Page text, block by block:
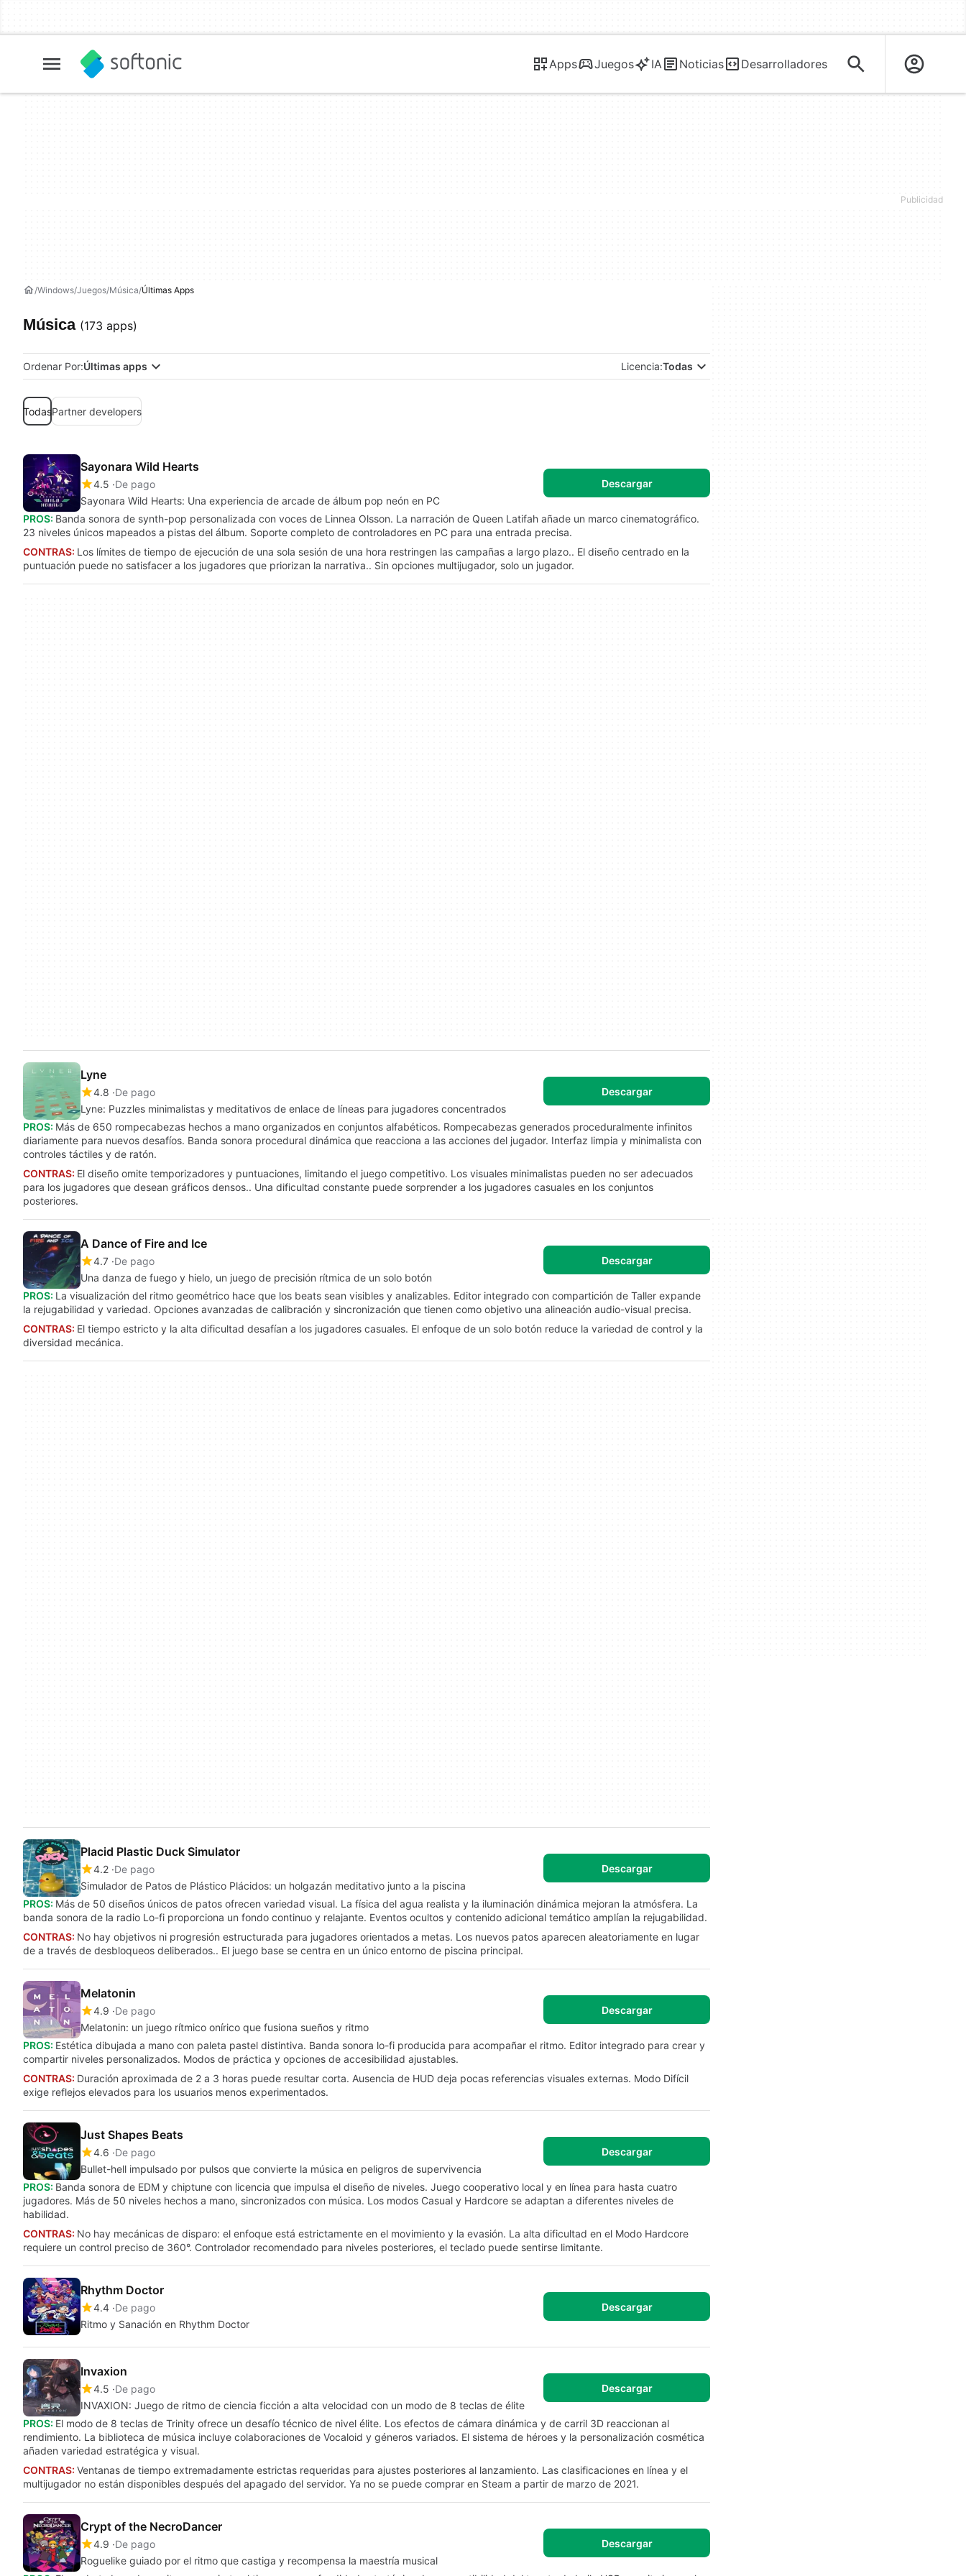
Apps Juegos IA Noticias Desarrolladores
Windows Juegos Música Últimas Apps
Música (173 apps)
Ordenar Por:Últimas apps Licencia:Todas
TodasPartner developers
Sayonara Wild Hearts
4.5 De pago
Sayonara Wild Hearts: Una experiencia de arcade de álbum pop neón en PC
Descargar
PROS: Banda sonora de synth-pop personalizada con voces de Linnea Olsson. La narración de Queen Latifah añade un marco cinematográfico.
23 niveles únicos mapeados a pistas del álbum. Soporte completo de controladores en PC para una entrada precisa.
CONTRAS: Los límites de tiempo de ejecución de una sola sesión de una hora restringen las campañas a largo plazo.. El diseño centrado en la
puntuación puede no satisfacer a los jugadores que priorizan la narrativa.. Sin opciones multijugador, solo un jugador.
Lyne
4.8 De pago
Lyne: Puzzles minimalistas y meditativos de enlace de líneas para jugadores concentrados
Descargar
PROS: Más de 650 rompecabezas hechos a mano organizados en conjuntos alfabéticos. Rompecabezas generados proceduralmente infinitos
diariamente para nuevos desafíos. Banda sonora procedural dinámica que reacciona a las acciones del jugador. Interfaz limpia y minimalista con
controles táctiles y de ratón.
CONTRAS: El diseño omite temporizadores y puntuaciones, limitando el juego competitivo. Los visuales minimalistas pueden no ser adecuados
para los jugadores que desean gráficos densos.. Una dificultad constante puede sorprender a los jugadores casuales en los conjuntos
posteriores.
A Dance of Fire and Ice
4.7 De pago
Una danza de fuego y hielo, un juego de precisión rítmica de un solo botón
Descargar
PROS: La visualización del ritmo geométrico hace que los beats sean visibles y analizables. Editor integrado con compartición de Taller expande
la rejugabilidad y variedad. Opciones avanzadas de calibración y sincronización que tienen como objetivo una alineación audio-visual precisa.
CONTRAS: El tiempo estricto y la alta dificultad desafían a los jugadores casuales. El enfoque de un solo botón reduce la variedad de control y la
diversidad mecánica.
Placid Plastic Duck Simulator
4.2 De pago
Simulador de Patos de Plástico Plácidos: un holgazán meditativo junto a la piscina
Descargar
PROS: Más de 50 diseños únicos de patos ofrecen variedad visual. La física del agua realista y la iluminación dinámica mejoran la atmósfera. La
banda sonora de la radio Lo-fi proporciona un fondo continuo y relajante. Eventos ocultos y contenido adicional temático amplían la rejugabilidad.
CONTRAS: No hay objetivos ni progresión estructurada para jugadores orientados a metas. Los nuevos patos aparecen aleatoriamente en lugar
de a través de desbloqueos deliberados.. El juego base se centra en un único entorno de piscina principal.
Melatonin
4.9 De pago
Melatonin: un juego rítmico onírico que fusiona sueños y ritmo
Descargar
PROS: Estética dibujada a mano con paleta pastel distintiva. Banda sonora lo-fi producida para acompañar el ritmo. Editor integrado para crear y
compartir niveles personalizados. Modos de práctica y opciones de accesibilidad ajustables.
CONTRAS: Duración aproximada de 2 a 3 horas puede resultar corta. Ausencia de HUD deja pocas referencias visuales externas. Modo Difícil
exige reflejos elevados para los usuarios menos experimentados.
Just Shapes Beats
4.6 De pago
Bullet-hell impulsado por pulsos que convierte la música en peligros de supervivencia
Descargar
PROS: Banda sonora de EDM y chiptune con licencia que impulsa el diseño de niveles. Juego cooperativo local y en línea para hasta cuatro
jugadores. Más de 50 niveles hechos a mano, sincronizados con música. Los modos Casual y Hardcore se adaptan a diferentes niveles de
habilidad.
CONTRAS: No hay mecánicas de disparo: el enfoque está estrictamente en el movimiento y la evasión. La alta dificultad en el Modo Hardcore
requiere un control preciso de 360°. Controlador recomendado para niveles posteriores, el teclado puede sentirse limitante.
Rhythm Doctor
4.4 De pago
Ritmo y Sanación en Rhythm Doctor
Descargar
Invaxion
4.5 De pago
INVAXION: Juego de ritmo de ciencia ficción a alta velocidad con un modo de 8 teclas de élite
Descargar
PROS: El modo de 8 teclas de Trinity ofrece un desafío técnico de nivel élite. Los efectos de cámara dinámica y de carril 3D reaccionan al
rendimiento. La biblioteca de música incluye colaboraciones de Vocaloid y géneros variados. El sistema de héroes y la personalización cosmética
añaden variedad estratégica y visual.
CONTRAS: Ventanas de tiempo extremadamente estrictas requeridas para ajustes posteriores al lanzamiento. Las clasificaciones en línea y el
multijugador no están disponibles después del apagado del servidor. Ya no se puede comprar en Steam a partir de marzo de 2021.
Crypt of the NecroDancer
4.9 De pago
Roguelike guiado por el ritmo que castiga y recompensa la maestría musical
Descargar